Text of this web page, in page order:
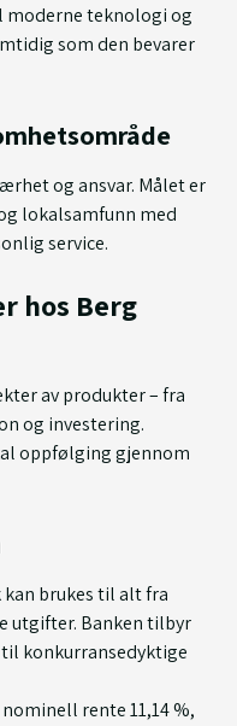
teknologi og
som den bevarer
og ansvar. Målet er
lokalsamfunn med
service.
hos Berg
av produkter – fra
og investering.
oppfølging gjennom
brukes til alt fra
utgifter. Banken tilbyr
konkurransedyktige
nominell rente 11,14 %,